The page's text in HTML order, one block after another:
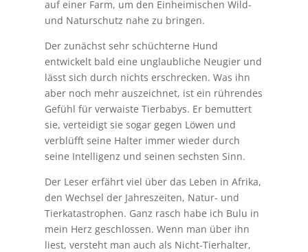
auf einer Farm, um den Einheimischen Wild-
und Naturschutz nahe zu bringen.
Der zunächst sehr schüchterne Hund
entwickelt bald eine unglaubliche Neugier und
lässt sich durch nichts erschrecken. Was ihn
aber noch mehr auszeichnet, ist ein rührendes
Gefühl für verwaiste Tierbabys. Er bemuttert
sie, verteidigt sie sogar gegen Löwen und
verblüfft seine Halter immer wieder durch
seine Intelligenz und seinen sechsten Sinn.
Der Leser erfährt viel über das Leben in Afrika,
den Wechsel der Jahreszeiten, Natur- und
Tierkatastrophen. Ganz rasch habe ich Bulu in
mein Herz geschlossen. Wenn man über ihn
liest, versteht man auch als Nicht-Tierhalter,